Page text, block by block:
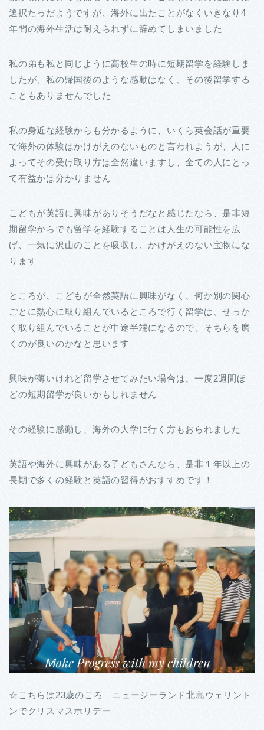
選択たっだようですが、海外に出たことがなくいきなり4
年間の海外生活は耐えられずに辞めてしまいました
私の弟も私と同じように高校生の時に短期留学を経験しま
したが、私の帰国後のような感動はなく、その後留学する
こともありませんでした
私の身近な経験からも分かるように、いくら英会話が重要
で海外の体験はかけがえのないものと言われようが、人に
よってその受け取り方は全然違いますし、全ての人にとっ
て有益かは分かりません
こどもが英語に興味がありそうだなと感じたなら、是非短
期留学からでも留学を経験することは人生の可能性を広
げ、一気に沢山のことを吸収し、かけがえのない宝物にな
ります
ところが、こどもが全然英語に興味がなく、何か別の関心
ごとに熱心に取り組んでいるところで行く留学は、せっか
く取り組んでいることが中途半端になるので、そちらを磨
くのが良いのかなと思います
興味が薄いけれど留学させてみたい場合は、一度2週間ほ
どの短期留学が良いかもしれません
その経験に感動し、海外の大学に行く方もおられました
英語や海外に興味がある子どもさんなら、是非１年以上の
長期で多くの経験と英語の習得がおすすめです！
☆こちらは23歳のころ ニュージーランド北島ウェリント
ンでクリスマスホリデー